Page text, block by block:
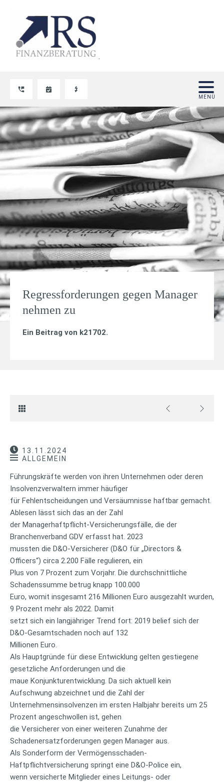
Regressforderungen gegen Manager
nehmen zu
Ein Beitrag von k21702.
13.11.2024
ALLGEMEIN
Führungskräfte werden von ihren Unternehmen oder deren
Insolvenzverwaltern immer häufiger
für Fehlentscheidungen und Versäumnisse haftbar gemacht.
Ablesen lässt sich das an der Zahl
der Managerhaftpflicht-Versicherungsfälle, die der
Branchenverband GDV erfasst hat. 2023
mussten die D&O-Versicherer (D&O für „Directors &
Officers“) circa 2.200 Fälle regulieren, ein
Plus von 7 Prozent zum Vorjahr. Die durchschnittliche
Schadenssumme betrug knapp 100.000
Euro, womit insgesamt 216 Millionen Euro ausgezahlt wurden,
9 Prozent mehr als 2022. Damit
setzt sich ein langjähriger Trend fort: 2019 belief sich der
D&O-Gesamtschaden noch auf 132
Millionen Euro.
Als Hauptgründe für diese Entwicklung gelten gestiegene
gesetzliche Anforderungen und die
maue Konjunkturentwicklung. Da sich aktuell kein
Aufschwung abzeichnet und die Zahl der
Unternehmensinsolvenzen im ersten Halbjahr bereits um 25
Prozent angeschwollen ist, gehen
die Versicherer von einer weiteren Zunahme der
Schadenersatzforderungen gegen Manager aus.
Als Sonderform der Vermögensschaden-
Haftpflichtversicherung springt eine D&O-Police ein,
wenn versicherte Mitglieder eines Leitungs- oder